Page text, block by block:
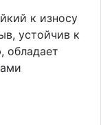
к износу
устойчив к
обладает